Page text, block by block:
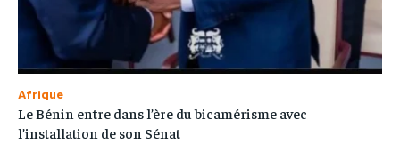
Afrique
Le Bénin entre dans l’ère du bicamérisme avec
l’installation de son Sénat